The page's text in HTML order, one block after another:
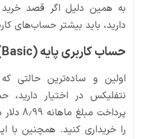
به همین دلیل اگر قصد خرید
دارید، باید بیشتر حساب‌های
حساب کاربری پایه (Basic)
اولین و ساده‌ترین حالتی
نتفلیکس در اختیار دارید،
پرداخت
را خریداری کنید. همچنین با